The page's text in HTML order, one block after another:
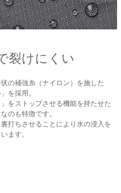
裂けにくい
の補強糸（ナイロン）を施した
を採用。
をストップさせる機能を持たせた
のも特徴です。
打ちさせることにより水の浸入を
ます。